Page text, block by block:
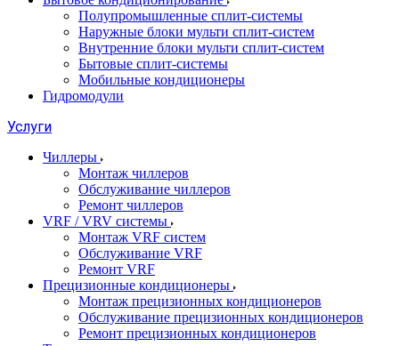
Полупромышленные сплит-системы
Наружные блоки мульти сплит-систем
Внутренние блоки мульти сплит-систем
Бытовые сплит-системы
Мобильные кондиционеры
Гидромодули
Услуги
Чиллеры
Монтаж чиллеров
Обслуживание чиллеров
Ремонт чиллеров
VRF / VRV системы
Монтаж VRF систем
Обслуживание VRF
Ремонт VRF
Прецизионные кондиционеры
Монтаж прецизионных кондиционеров
Обслуживание прецизионных кондиционеров
Ремонт прецизионных кондиционеров